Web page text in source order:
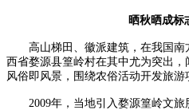
晒秋晒成标
高山梯田、徽派建筑，在我国南
西省婺源县篁岭村在其中尤为突出，
风俗即风景，围绕农俗活动开发旅游
2009年，当地引入婺源篁岭文旅